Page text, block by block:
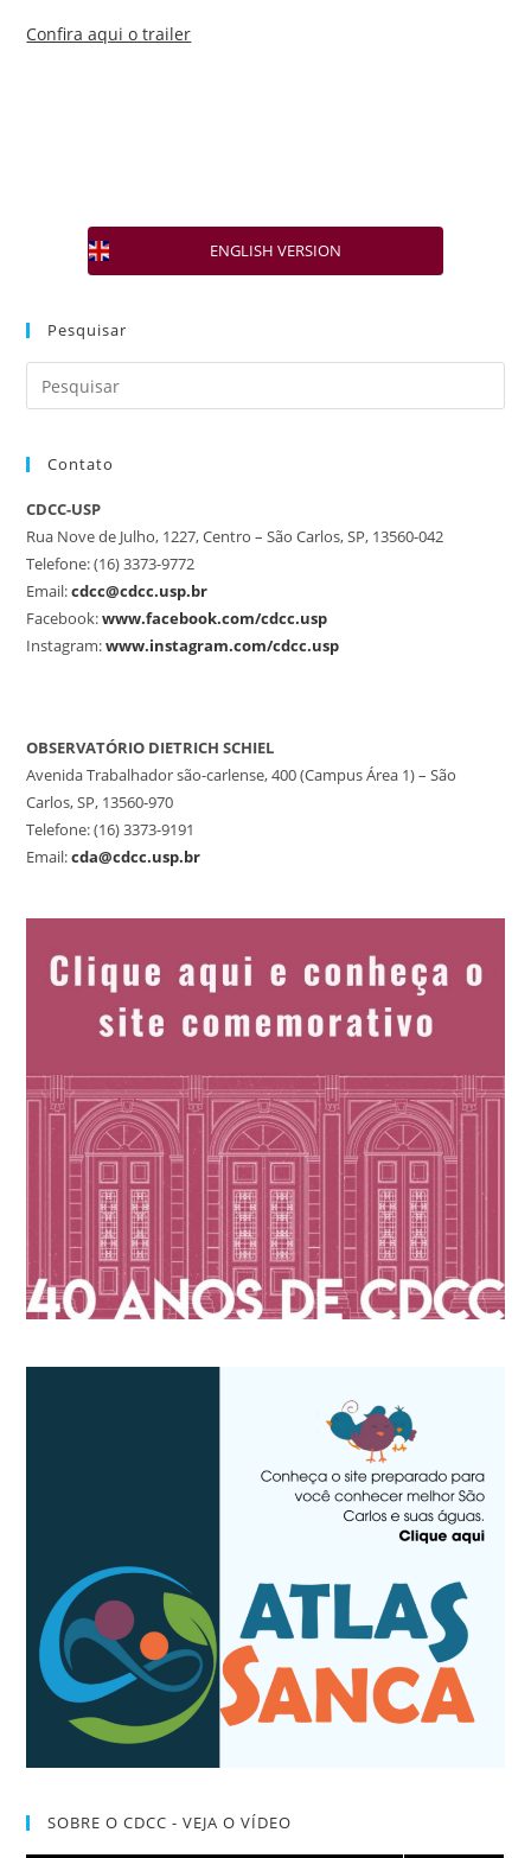
Confira aqui o trailer
ENGLISH VERSION
Pesquisar
Contato
CDCC-USP
Rua Nove de Julho, 1227, Centro – São Carlos, SP, 13560-042
Telefone: (16) 3373-9772
Email:cdcc@cdcc.usp.br
Facebook:www.facebook.com/cdcc.usp
Instagram:www.instagram.com/cdcc.usp
OBSERVATÓRIO DIETRICH SCHIEL
Avenida Trabalhador são-carlense, 400 (Campus Área 1) – São
Carlos, SP, 13560-970
Telefone: (16) 3373-9191
Email:cda@cdcc.usp.br
SOBRE O CDCC - VEJA O VÍDEO